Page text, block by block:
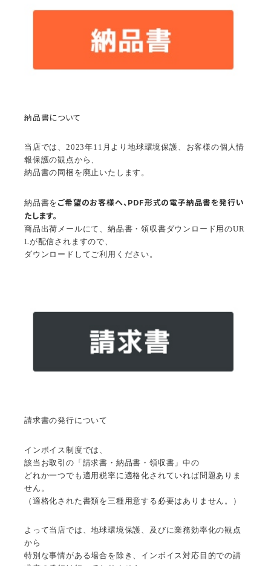
納品書について
当店では、2023年11月より地球環境保護、お客様の個人情
報保護の観点から、
納品書の同梱を廃止いたします。
納品書を ご希望のお客様へ、PDF形式の電子納品書を発行い
たします。
商品出荷メールにて、納品書・領収書ダウンロード用のUR
Lが配信されますので、
ダウンロードしてご利用ください。
請求書の発行について
インボイス制度では、
該当お取引の「請求書・納品書・領収書」中の
どれか一つでも適用税率に適格化されていれば問題ありま
せん。
（適格化された書類を三種用意する必要はありません。）
よって当店では、地球環境保護、及びに業務効率化の観点
から
特別な事情がある場合を除き、インボイス対応目的での請